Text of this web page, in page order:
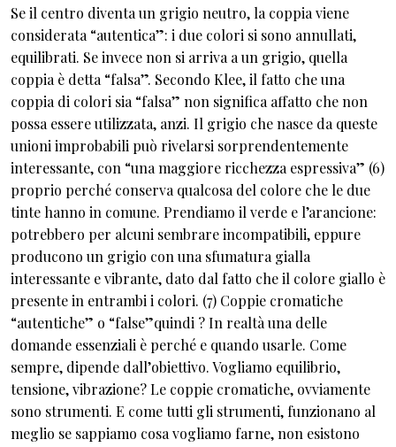
Se il centro diventa un grigio neutro, la coppia viene
considerata “autentica”: i due colori si sono annullati,
equilibrati. Se invece non si arriva a un grigio, quella
coppia è detta “falsa”. Secondo Klee, il fatto che una
coppia di colori sia “falsa” non significa affatto che non
possa essere utilizzata, anzi. Il grigio che nasce da queste
unioni improbabili può rivelarsi sorprendentemente
interessante, con “una maggiore ricchezza espressiva” (6)
proprio perché conserva qualcosa del colore che le due
tinte hanno in comune. Prendiamo il verde e l’arancione:
potrebbero per alcuni sembrare incompatibili, eppure
producono un grigio con una sfumatura gialla
interessante e vibrante, dato dal fatto che il colore giallo è
presente in entrambi i colori. (7) Coppie cromatiche
“autentiche” o “false”quindi ? In realtà una delle
domande essenziali è perché e quando usarle. Come
sempre, dipende dall’obiettivo. Vogliamo equilibrio,
tensione, vibrazione? Le coppie cromatiche, ovviamente
sono strumenti. E come tutti gli strumenti, funzionano al
meglio se sappiamo cosa vogliamo farne, non esistono